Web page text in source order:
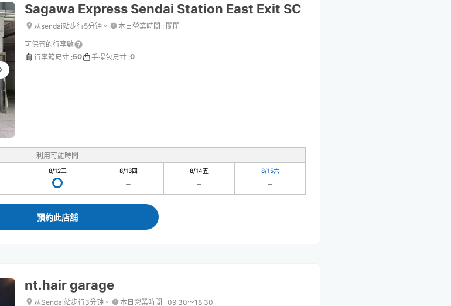
Sagawa Express Sendai Station East Exit SC
从sendai站步行5分钟。 本日營業時間 : 關閉
可保管的行李數
行李箱尺寸 :50 手提包尺寸 :0
利用可能時間
8/12三 8/13四 8/14五 8/15六
預約此店舖
nt.hair garage
从Sendai站步行3分钟。 本日營業時間 : 09:30〜18:30